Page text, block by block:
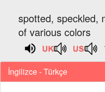
spotted, speckled,
of various colors
İngilizce - Türkçe